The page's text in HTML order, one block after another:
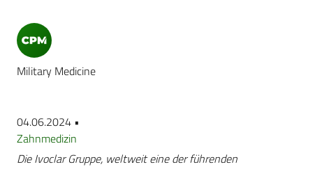
Military Medicine
04.06.2024 •
Zahnmedizin
Die Ivoclar Gruppe, weltweit eine der führenden